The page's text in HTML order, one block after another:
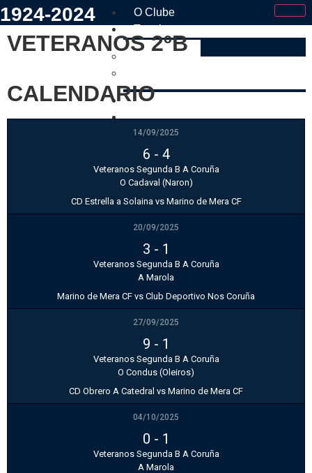
1924-2024
O Clube
Tramites
Os Nosos
Tenda
Contacto
X
VETERANOS 2ºB
CALENDARIO
14/09/2025
6 - 4
Veteranos Segunda B A Coruña
O Cadaval (Naron)
CD Estrella a Solaina vs Marino de Mera CF
20/09/2025
3 - 1
Veteranos Segunda B A Coruña
A Marola
Marino de Mera CF vs Club Deportivo Nos Coruña
27/09/2025
9 - 1
Veteranos Segunda B A Coruña
O Condus (Oleiros)
CD Obrero A Catedral vs Marino de Mera CF
04/10/2025
0 - 1
Veteranos Segunda B A Coruña
A Marola